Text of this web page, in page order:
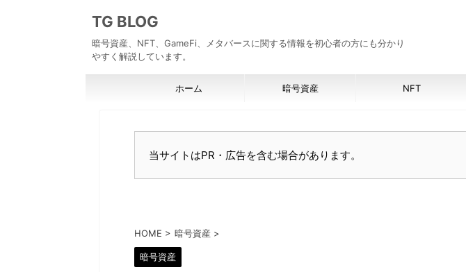
TG BLOG
暗号資産、NFT、GameFi、メタバースに関する情報を初心者の方にも分かり
やすく解説しています。
ホーム 暗号資産 NFT
当サイトはPR・広告を含む場合があります。
HOME > 暗号資産 >
暗号資産